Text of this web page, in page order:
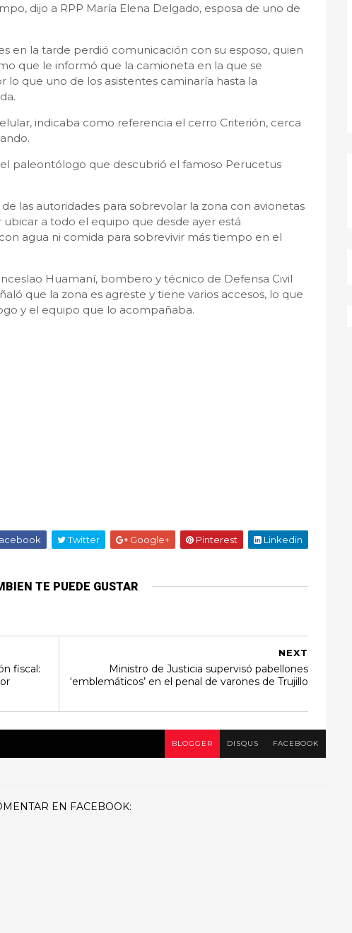
dijo a RPP María Elena Delgado, esposa de uno de
en la tarde perdió comunicación con su esposo, quien
que le informó que la camioneta en la que se
lo que uno de los asistentes caminaría hasta la
indicaba como referencia el cerro Criterión, cerca
paleontólogo que descubrió el famoso Perucetus
las autoridades para sobrevolar la zona con avionetas
a todo el equipo que desde ayer está
agua ni comida para sobrevivir más tiempo en el
Huamaní, bombero y técnico de Defensa Civil
que la zona es agreste y tiene varios accesos, lo que
y el equipo que lo acompañaba.
Twitter Google+ Pinterest Linkedin
TE PUEDE GUSTAR
NEXT
Ministro de Justicia supervisó pabellones
‘emblemáticos’ en el penal de varones de Trujillo
fiscal:
BLOGGER DISQUS FACEBOOK
EN FACEBOOK: